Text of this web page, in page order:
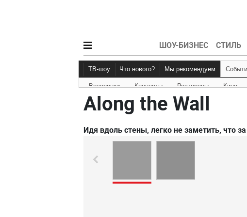
ШОУ-БИЗНЕС СТИЛЬ
ТВ-шоу Что нового?
Новости афиши Рецензии Куда
Мы рекомендуем
Вечеринки Концерты Рестораны Кино
Along the Wall
Идя вдоль стены, легко не заметить, что